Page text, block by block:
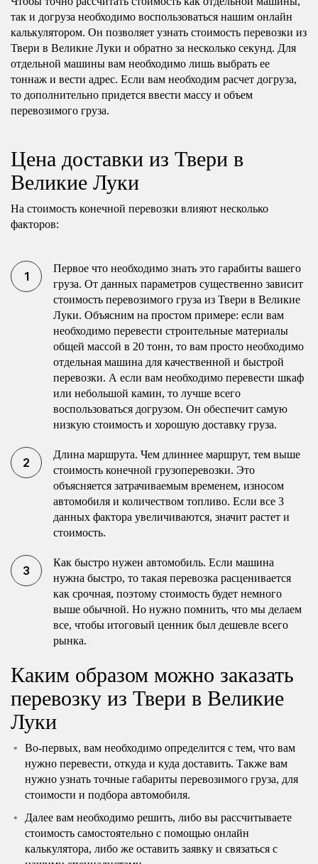
так и догруза необходимо воспользоваться нашим онлайн
калькулятором. Он позволяет узнать стоимость перевозки из
Твери в Великие Луки и обратно за несколько секунд. Для
отдельной машины вам необходимо лишь выбрать ее
тоннаж и вести адрес. Если вам необходим расчет догруза,
то дополнительно придется ввести массу и объем
перевозимого груза.
Цена доставки из Твери в
Великие Луки
На стоимость конечной перевозки влияют несколько
факторов:
Первое что необходимо знать это гарабиты вашего
груза. От данных параметров существенно зависит
стоимость перевозимого груза из Твери в Великие
Луки. Объясним на простом примере: если вам
необходимо перевести строительные материалы
общей массой в 20 тонн, то вам просто необходимо
отдельная машина для качественной и быстрой
перевозки. А если вам необходимо перевести шкаф
или небольшой камин, то лучше всего
воспользоваться догрузом. Он обеспечит самую
низкую стоимость и хорошую доставку груза.
Длина маршрута. Чем длиннее маршрут, тем выше
стоимость конечной грузоперевозки. Это
объясняется затрачиваемым временем, износом
автомобиля и количеством топливо. Если все 3
данных фактора увеличиваются, значит растет и
стоимость.
Как быстро нужен автомобиль. Если машина
нужна быстро, то такая перевозка расценивается
как срочная, поэтому стоимость будет немного
выше обычной. Но нужно помнить, что мы делаем
все, чтобы итоговый ценник был дешевле всего
рынка.
Каким образом можно заказать
перевозку из Твери в Великие
Луки
Во-первых, вам необходимо определится с тем, что вам
нужно перевести, откуда и куда доставить. Также вам
нужно узнать точные габариты перевозимого груза, для
стоимости и подбора автомобиля.
Далее вам необходимо решить, либо вы рассчитываете
стоимость самостоятельно с помощью онлайн
калькулятора, либо же оставить заявку и связаться с